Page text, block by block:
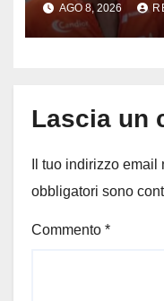
73enne, il
ferito
AGO 8, 2026
Lascia un
Il tuo indirizzo
obbligatori sono
Commento *